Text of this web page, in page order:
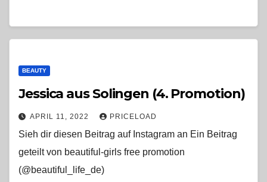
BEAUTY
Jessica aus Solingen (4. Promotion)
APRIL 11, 2022 PRICELOAD
Sieh dir diesen Beitrag auf Instagram an Ein Beitrag
geteilt von beautiful-girls free promotion
(@beautiful_life_de)